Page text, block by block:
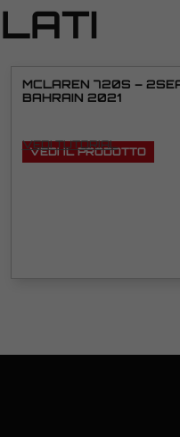
MCLAREN 720S –
BAHRAIN 2021
VEDI TUTORIAL
VEDI IL PRODOTTO